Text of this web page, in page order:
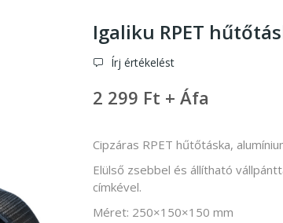
Igaliku RPET
Írj értékelést
2 299 Ft + Áfa
Cipzáras RPET hűtőtáska,
Elülső zsebbel és állítható
címkével.
Méret: 250×150×150 mm